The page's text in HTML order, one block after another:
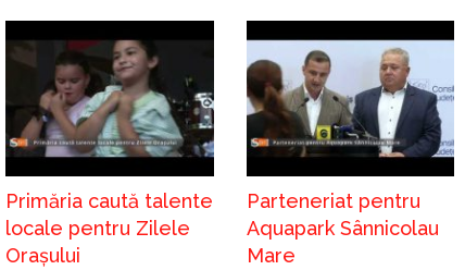
Primăria caută talente
locale pentru Zilele
Orașului
Parteneriat pentru
Aquapark Sânnicolau
Mare